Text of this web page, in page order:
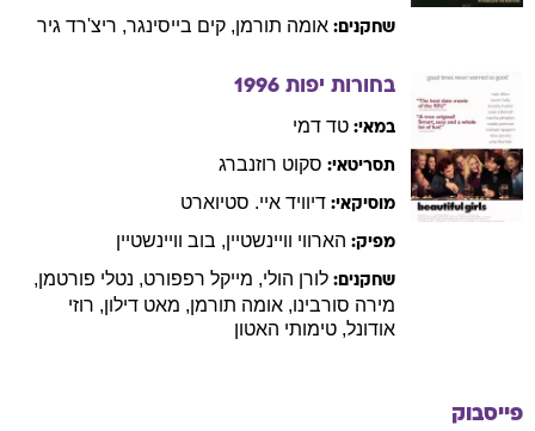
שחקנים: אומה תורמן, קים בייסינגר, ריצ'רד גיר
בחורות יפות 1996
במאי: טד דמי
תסריטאי: סקוט רוזנברג
מוסיקאי: דיוויד איי. סטיוארט
מפיק: הארווי וויינשטיין, בוב וויינשטיין
שחקנים: לורן הולי, מייקל רפפורט, נטלי פורטמן,
מירה סורבינו, אומה תורמן, מאט דילון, רוזי
אודונל, טימותי האטון
פייסבוק